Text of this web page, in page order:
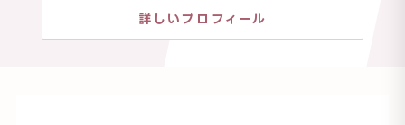
詳しいプロフィール